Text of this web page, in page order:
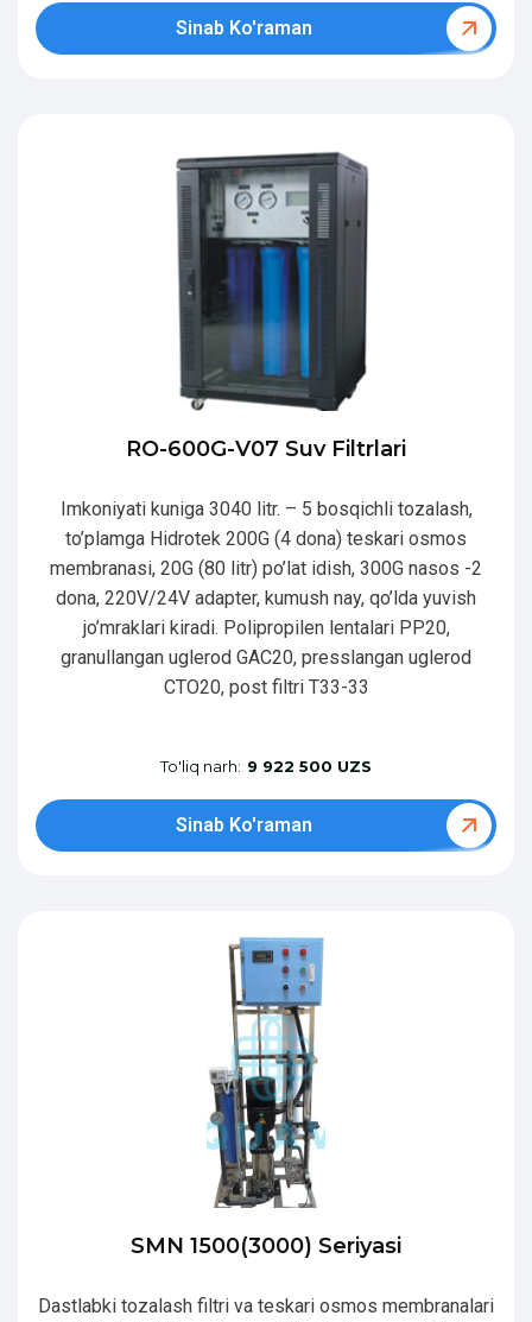
Sinab Ko'raman
RO-600G-V07 Suv Filtrlari
Imkoniyati kuniga 3040 litr. – 5 bosqichli tozalash,
to’plamga Hidrotek 200G (4 dona) teskari osmos
membranasi, 20G (80 litr) po’lat idish, 300G nasos -2
dona, 220V/24V adapter, kumush nay, qo’lda yuvish
jo’mraklari kiradi. Polipropilen lentalari PP20,
granullangan uglerod GAC20, presslangan uglerod
CTO20, post filtri T33-33
To'liq narh: 9 922 500 UZS
Sinab Ko'raman
SMN 1500(3000) Seriyasi
Dastlabki tozalash filtri va teskari osmos membranalari